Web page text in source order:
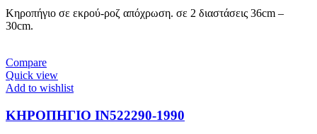
€39,00
προϊόν
Οι
επιλογές
μπορούν
επιλεγούν
Κηροπήγιο σε εκρού-ροζ απόχρωση. σε 2 διαστάσεις 36cm –
30cm.
Compare
Quick view
Add to wishlist
ΚΗΡΟΠΗΓΙΟ IN522290-1990